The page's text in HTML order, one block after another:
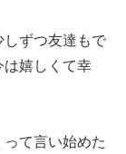
ずつ友達もで
嬉しくて幸
て言い始めた